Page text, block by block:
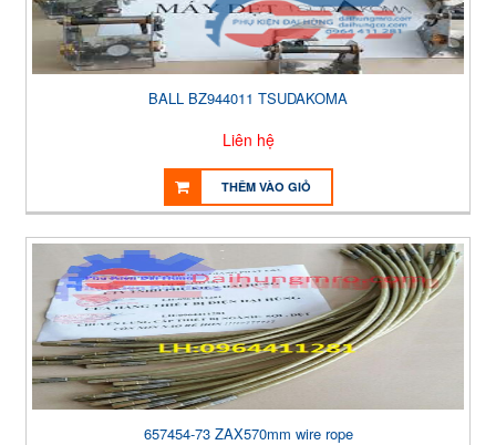
BALL BZ944011 TSUDAKOMA
Liên hệ
THÊM VÀO GIỎ
657454-73 ZAX570mm wire rope